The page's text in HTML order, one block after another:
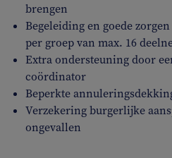
brengen
Begeleiding en goede
per groep van max. 16
Extra ondersteuning door
coördinator
Beperkte
Verzekering burgerlijke
ongevallen